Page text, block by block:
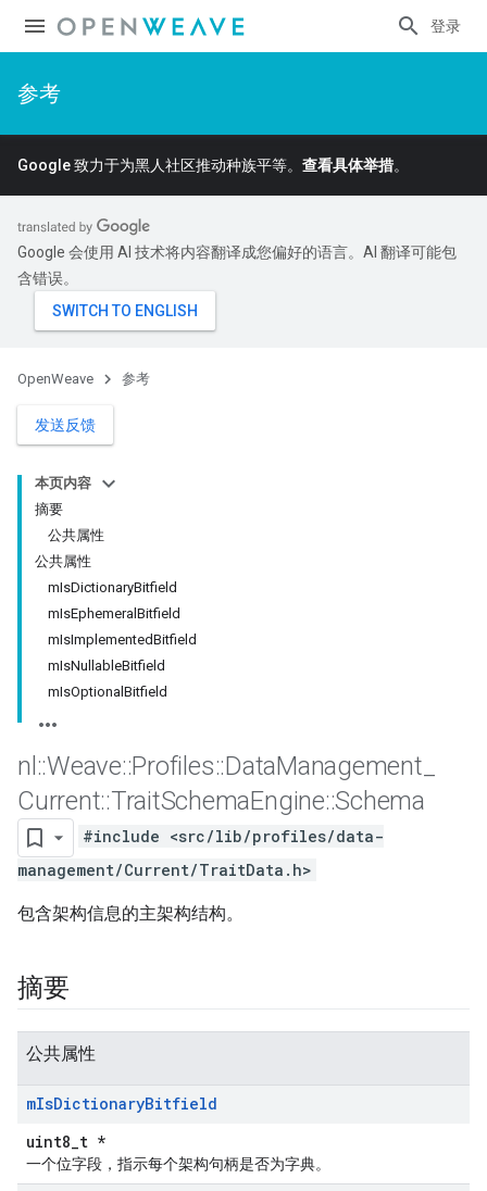
登录
参考
Google 致力于为黑人社区推动种族平等。 查看具体举措。
Google 会使用 AI 技术将内容翻译成您偏好的语言。AI 翻译可能包
含错误。
OpenWeave 参考
发送反馈
本页内容
摘要
公共属性
公共属性
mIsDictionaryBitfield
mIsEphemeralBitfield
mIsImplementedBitfield
mIsNullableBitfield
mIsOptionalBitfield
nl ::Weave::Profiles::DataManagement
Current::TraitSchemaEngine::Schema
#include <src/lib/profiles/data-
management/Current/TraitData.h>
包含架构信息的主架构结构。
摘要
公共属性
mIsDictionaryBitfield
uint8_t *
一个位字段，指示每个架构句柄是否为字典。